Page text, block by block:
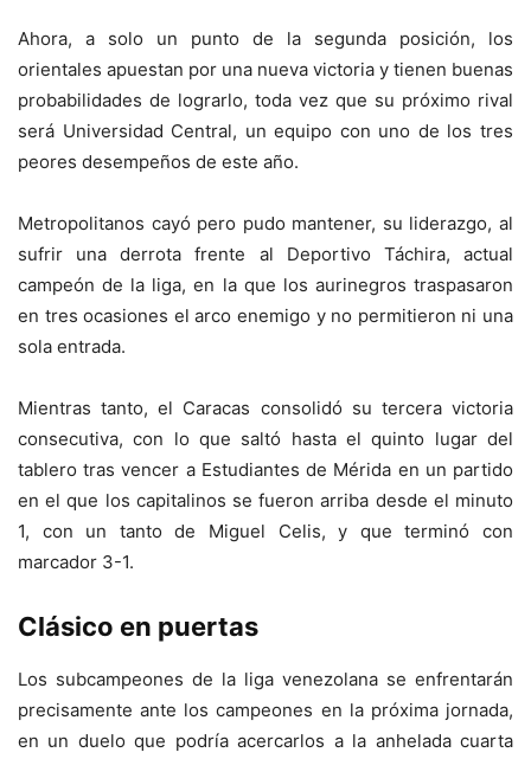
Ahora, a solo un punto de la segunda posición, los
orientales apuestan por una nueva victoria y tienen buenas
probabilidades de lograrlo, toda vez que su próximo rival
será Universidad Central, un equipo con uno de los tres
peores desempeños de este año.
Metropolitanos cayó pero pudo mantener, su liderazgo, al
sufrir una derrota frente al Deportivo Táchira, actual
campeón de la liga, en la que los aurinegros traspasaron
en tres ocasiones el arco enemigo y no permitieron ni una
sola entrada.
Mientras tanto, el Caracas consolidó su tercera victoria
consecutiva, con lo que saltó hasta el quinto lugar del
tablero tras vencer a Estudiantes de Mérida en un partido
en el que los capitalinos se fueron arriba desde el minuto
1, con un tanto de Miguel Celis, y que terminó con
marcador 3-1.
Clásico en puertas
Los subcampeones de la liga venezolana se enfrentarán
precisamente ante los campeones en la próxima jornada,
en un duelo que podría acercarlos a la anhelada cuarta